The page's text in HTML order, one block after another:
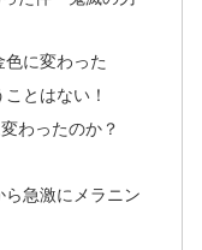
に変わった
とはない！
わったのか？
急激にメラニン